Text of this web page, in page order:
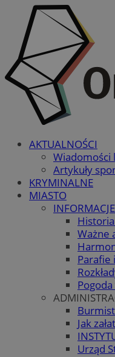
AKTUALNOŚCI
Wiadomości
Artykuły
KRYMINALNE
MIASTO
Ważne
Parafie
Jak
Urząd